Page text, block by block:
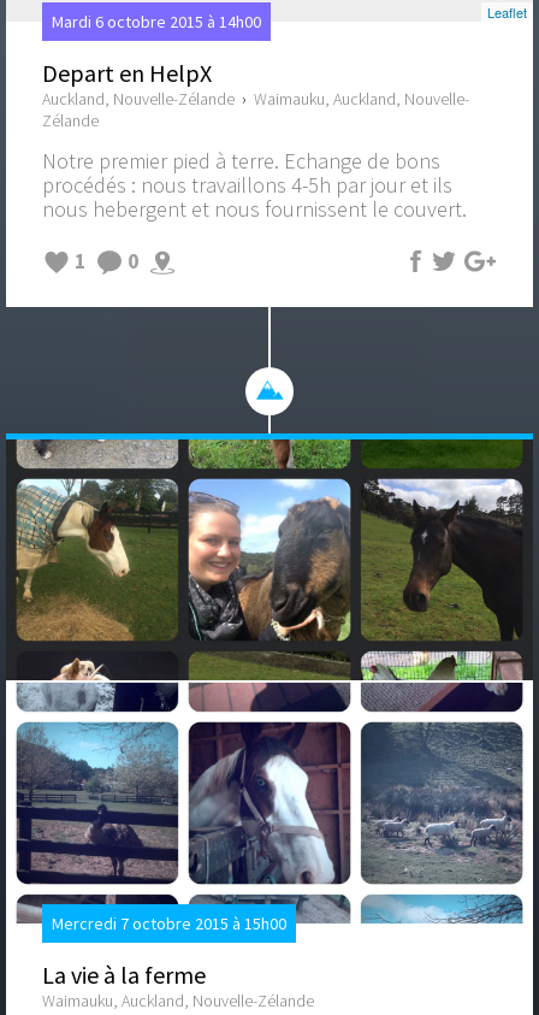
Leaflet
Mardi 6 octobre 2015 à 14h00
Depart en HelpX
Auckland, Nouvelle-Zélande › Waimauku, Auckland, Nouvelle-
Zélande
Notre premier pied à terre. Echange de bons
procédés : nous travaillons 4-5h par jour et ils
nous hebergent et nous fournissent le couvert.
1
0
Mercredi 7 octobre 2015 à 15h00
La vie à la ferme
Waimauku, Auckland, Nouvelle-Zélande